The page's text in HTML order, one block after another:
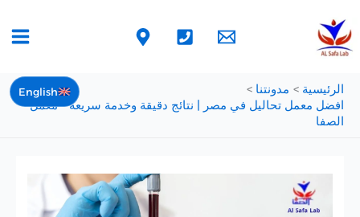
English
إلى
المحتوى
الرئيسية
مدونتنا
افضل معمل تحاليل في مصر | نتائج دقيقة وخدمة سريعة – معمل
الصفا